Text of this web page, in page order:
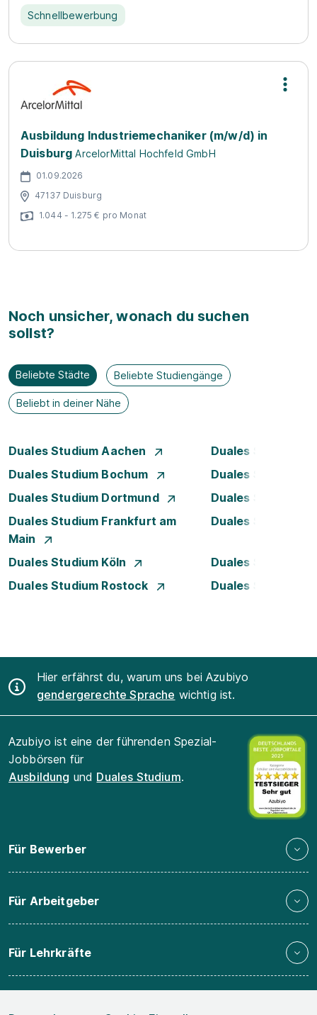
Schnellbewerbung
Ausbildung Industriemechaniker (m/w/d) in
Duisburg ArcelorMittal Hochfeld GmbH
01.09.2026
47137 Duisburg
1.044 - 1.275 € pro Monat
Noch unsicher, wonach du suchen
sollst?
Beliebte Städte Beliebte Studiengänge
Beliebt in deiner Nähe
Duales Studium Aachen
Duales Studium
Duales Studium Bochum
Duales Studium
Duales Studium Dortmund
Duales Studium
Duales Studium Frankfurt am
Main
Duales Studium
Duales Studium Köln
Duales Studium
Duales Studium Rostock
Duales Studium
Hier erfährst du, warum uns bei Azubiyo
gendergerechte Sprache wichtig ist.
Azubiyo ist eine der führenden Spezial-
Jobbörsen für
Ausbildung und Duales Studium.
Für Bewerber
Für Arbeitgeber
Für Lehrkräfte